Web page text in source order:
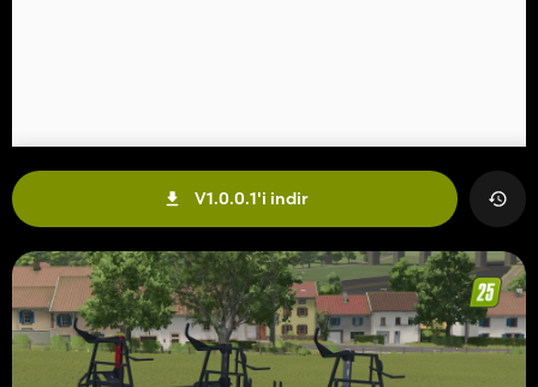
V1.0.0.1'i indir